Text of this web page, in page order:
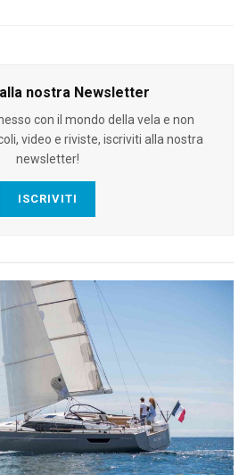
nostra Newsletter
con il mondo della vela e non
video e riviste, iscriviti alla nostra
newsletter!
ISCRIVITI